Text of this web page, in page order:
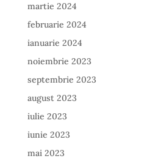
martie 2024
februarie 2024
ianuarie 2024
noiembrie 2023
septembrie 2023
august 2023
iulie 2023
iunie 2023
mai 2023